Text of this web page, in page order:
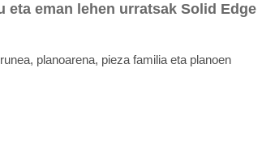
eta eman lehen urratsak Solid Edge
planoarena, pieza familia eta planoen